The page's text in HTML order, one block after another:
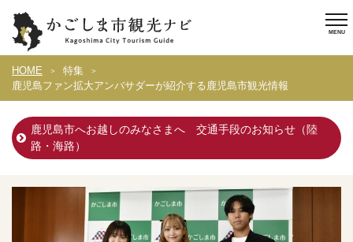
HOME
特集
鹿児島ファン拡大アンバサダーが紹介する鹿児島市観光情報
鹿児島市へお越しのみなさまへ 交通手段のお知らせ（陸
路・海路）